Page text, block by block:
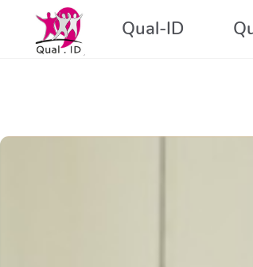
Aller au contenu principal
Qual-ID